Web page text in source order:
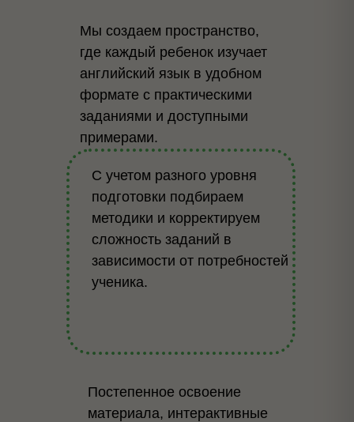
С учетом разного уровня
подготовки подбираем
методики и корректируем
сложность заданий в
зависимости от потребностей
ученика.
Мы создаем пространство,
где каждый ребенок изучает
английский язык в удобном
формате с практическими
заданиями и доступными
примерами.
Постепенное освоение
материала, интерактивные